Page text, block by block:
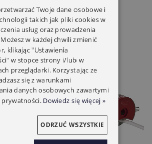
Twoje dane osobowe i
takich jak pliki cookies w
usług oraz prowadzenia
w każdej chwili zmienić
klikając "Ustawienia
w stopce strony i/lub w
przeglądarki. Korzystając ze
się z warunkami
danych osobowych zawartymi
Dowiedz się więcej »
ODRZUĆ WSZYSTKIE